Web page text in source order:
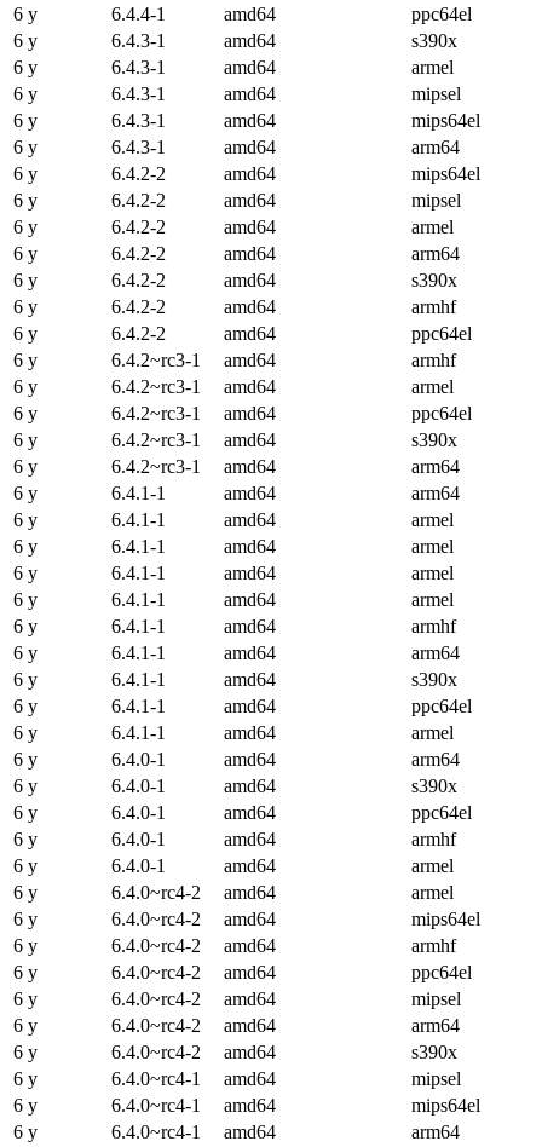
6 y
6.4.4-1 amd64
ppc64el
6 y
6.4.3-1 amd64
s390x
6 y
6.4.3-1 amd64
armel
6 y
6.4.3-1 amd64
mipsel
6 y
6.4.3-1 amd64
mips64el
6 y
6.4.3-1 amd64
arm64
6 y
6.4.2-2 amd64
mips64el
6 y
6.4.2-2 amd64
mipsel
6 y
6.4.2-2 amd64
armel
6 y
6.4.2-2 amd64
arm64
6 y
6.4.2-2 amd64
s390x
6 y
6.4.2-2 amd64
armhf
6 y
6.4.2-2 amd64
ppc64el
6 y
6.4.2~rc3-1 amd64
armhf
6 y
6.4.2~rc3-1 amd64
armel
6 y
6.4.2~rc3-1 amd64
ppc64el
6 y
6.4.2~rc3-1 amd64
s390x
6 y
6.4.2~rc3-1 amd64
arm64
6 y
6.4.1-1 amd64
arm64
6 y
6.4.1-1 amd64
armel
6 y
6.4.1-1 amd64
armel
6 y
6.4.1-1 amd64
armel
6 y
6.4.1-1 amd64
armel
6 y
6.4.1-1 amd64
armhf
6 y
6.4.1-1 amd64
arm64
6 y
6.4.1-1 amd64
s390x
6 y
6.4.1-1 amd64
ppc64el
6 y
6.4.1-1 amd64
armel
6 y
6.4.0-1 amd64
arm64
6 y
6.4.0-1 amd64
s390x
6 y
6.4.0-1 amd64
ppc64el
6 y
6.4.0-1 amd64
armhf
6 y
6.4.0-1 amd64
armel
6 y
6.4.0~rc4-2 amd64
armel
6 y
6.4.0~rc4-2 amd64
mips64el
6 y
6.4.0~rc4-2 amd64
armhf
6 y
6.4.0~rc4-2 amd64
ppc64el
6 y
6.4.0~rc4-2 amd64
mipsel
6 y
6.4.0~rc4-2 amd64
arm64
6 y
6.4.0~rc4-2 amd64
s390x
6 y
6.4.0~rc4-1 amd64
mipsel
6 y
6.4.0~rc4-1 amd64
mips64el
6 y
6.4.0~rc4-1 amd64
arm64